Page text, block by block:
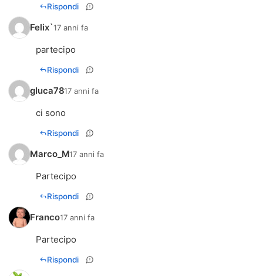
Rispondi
Felix`17 anni fa
partecipo
Rispondi
gluca7817 anni fa
ci sono
Rispondi
Marco_M17 anni fa
Partecipo
Rispondi
Franco17 anni fa
Partecipo
Rispondi